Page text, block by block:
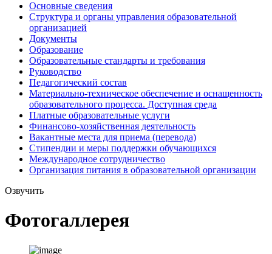
Основные сведения
Структура и органы управления образовательной
организацией
Документы
Образование
Образовательные стандарты и требования
Руководство
Педагогический состав
Материально-техническое обеспечение и оснащенность
образовательного процесса. Доступная среда
Платные образовательные услуги
Финансово-хозяйственная деятельность
Вакантные места для приема (перевода)
Стипендии и меры поддержки обучающихся
Международное сотрудничество
Организация питания в образовательной организации
Озвучить
Фотогаллерея